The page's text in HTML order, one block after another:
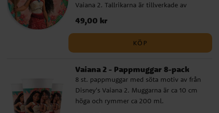
enkelt att ordna en oförglömlig födelsedag
fylld med glada barn och somrig atmosfär.
Komplettera gärna med kalaspåsar,
partyboxar, godis, småleksaker och andra
Vaiana 2. Tallrikarna är tillverkade av
miljövänligt FSC-märkt papper och är ca
23 cm i diameter.
Pris :49,00 kr
49,00 kr
KÖP
Vaiana 2 - Pappmuggar 8-pack
8 st. pappmuggar med söta motiv av från
Disney's Vaiana 2. Muggarna är ca 10 cm
höga och rymmer ca 200 ml.